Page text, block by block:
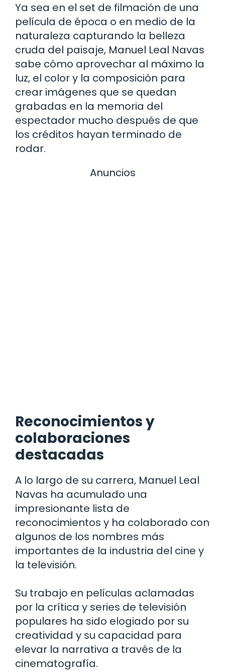
Ya sea en el set de filmación de una
película de época o en medio de la
naturaleza capturando la belleza
cruda del paisaje, Manuel Leal Navas
sabe cómo aprovechar al máximo la
luz, el color y la composición para
crear imágenes que se quedan
grabadas en la memoria del
espectador mucho después de que
los créditos hayan terminado de
rodar.
Anuncios
Reconocimientos y
colaboraciones
destacadas
A lo largo de su carrera, Manuel Leal
Navas ha acumulado una
impresionante lista de
reconocimientos y ha colaborado con
algunos de los nombres más
importantes de la industria del cine y
la televisión.
Su trabajo en películas aclamadas
por la crítica y series de televisión
populares ha sido elogiado por su
creatividad y su capacidad para
elevar la narrativa a través de la
cinematografía.